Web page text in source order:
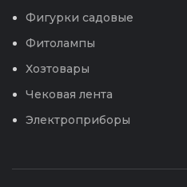
Фигурки садовые
Фитолампы
Хозтовары
Чековая лента
Электроприборы